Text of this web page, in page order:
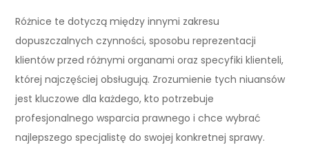
Różnice te dotyczą między innymi zakresu
dopuszczalnych czynności, sposobu reprezentacji
klientów przed różnymi organami oraz specyfiki klienteli,
której najczęściej obsługują. Zrozumienie tych niuansów
jest kluczowe dla każdego, kto potrzebuje
profesjonalnego wsparcia prawnego i chce wybrać
najlepszego specjalistę do swojej konkretnej sprawy.